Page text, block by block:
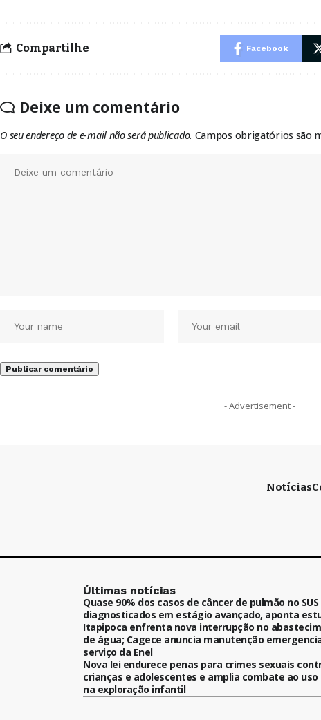
Compartilhe Facebook
Deixe um comentário
O seu endereço de e-mail não será publicado. Campos obrigatórios são
- Advertisement -
Notícias
Últimas notícias
Quase 90% dos casos de câncer de pulmão no
diagnosticados em estágio avançado, aponta
Itapipoca enfrenta nova interrupção no
de água; Cagece anuncia manutenção
serviço da Enel
Nova lei endurece penas para crimes sexuais
crianças e adolescentes e amplia combate ao uso
na exploração infantil